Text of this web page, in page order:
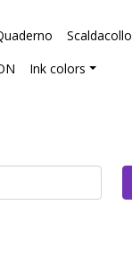
Scaldacollo
Ink colors